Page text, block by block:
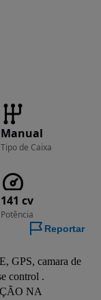
Manual
Tipo de Caixa
141 cv
Potência
Reportar
GPS, camara de
control .
NA